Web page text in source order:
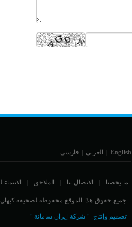
English
| العربي | فارسی
ما يخصنا | الاتصال بنا | الملاحق |
جميع حقوق هذا الموقع محفوظة لصحيفة كيهان
تصميم وإنتاج: " شركة إيران سامانة "